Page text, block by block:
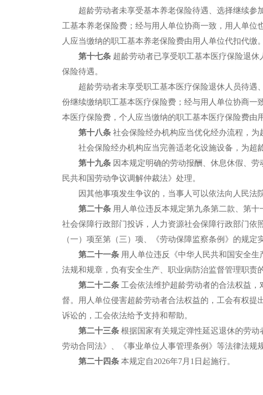
超龄劳动者未享受基本养老保险待遇、选择继续参
工基本养老保险费；经与用人单位协商一致，用人单
人应当缴纳的职工基本养老保险费由用人单位代扣代缴。
第十七条 超龄劳动者已享受职工基本医疗保险退
保险待遇。
超龄劳动者未享受职工基本医疗保险退休人员待遇
份继续缴纳职工基本医疗保险费；经与用人单位协商一
本医疗保险费，个人应当缴纳的职工基本医疗保险费由
第十八条 社会保险经办机构应当优化经办流程，为
社会保险经办机构应当完善适老化设施设备，为超
第十九条 因本规定明确的劳动报酬、休息休假、
民共和国劳动争议调解仲裁法》处理。
因其他事项发生争议的，当事人可以依法向人民法
第二十条 用人单位违反本规定第九条第二款、第
社会保障行政部门投诉，人力资源社会保障行政部门依
（一）项至第（三）项、《劳动保障监察条例》的规定
第二十一条 用人单位违反《中华人民共和国安全
法规和规章，负有安全生产、职业病防治监督管理职责
第二十二条 工会依法维护超龄劳动者的合法权益
督。用人单位侵害超龄劳动者合法权益的，工会有权提
诉讼的，工会依法给予支持和帮助。
第二十三条 根据国家有关规定弹性延迟退休的劳
劳动合同法》、《事业单位人事管理条例》等法律法规
第二十四条 本规定自2026年7月1日起施行。